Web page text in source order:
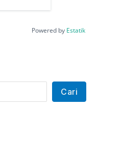
Powered by Estatik
Cari